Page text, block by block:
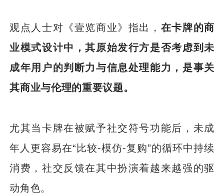
观点人士对《壹览商业》指出， 在卡牌的商
业模式设计中，其原始发行方是否考虑到未
成年用户的判断力与信息处理能力，是事关
其商业与伦理的重要议题。
尤其当卡牌在被赋予社交符号功能后，未成
年人更容易在“比较-模仿-复购”的循环中持续
消费，社交反馈在其中扮演着越来越强的驱
动角色。